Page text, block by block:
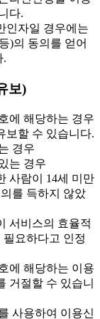
다.
인자일 경우에는
)의 동의를 얻어
.
보)
에 해당하는 경우
보할 수 있습니다.
경우
는 경우
사람이 14세 미만
를 득하지 않았
서비스의 효율적
요하다고 인정
에 해당하는 이용
거절할 수 있습니
사용하여 이용신